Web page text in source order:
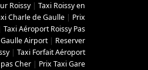
Roissy| Taxi Roissy en
Charle de Gaulle | Prix
Taxi Aéroport Roissy Pas
Airport| Reserver
| Taxi Forfait Aéroport
Cher | Prix Taxi Gare